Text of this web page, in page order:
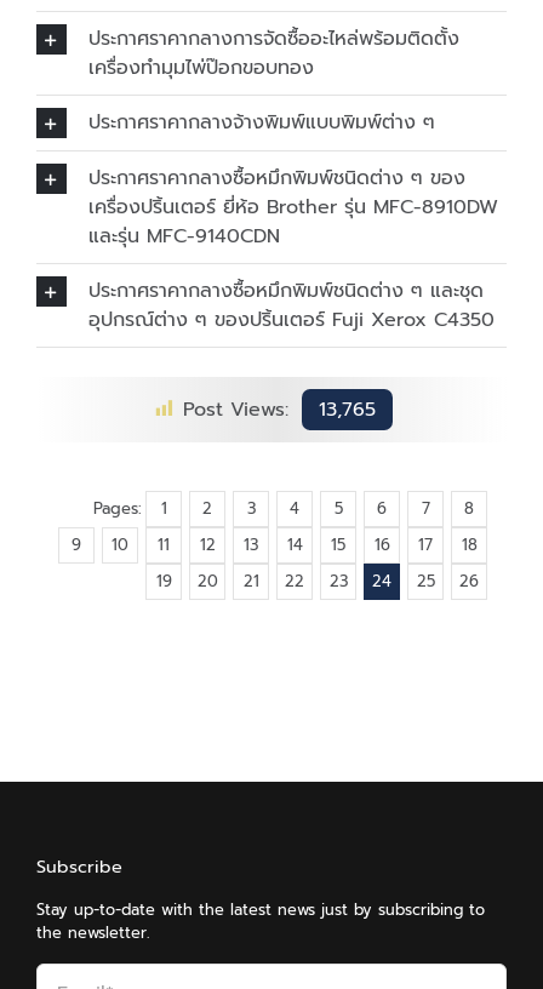
ประกาศราคากลางการจัดซื้ออะไหล่พร้อมติดตั้ง
เครื่องทำมุมไพ่ป๊อกขอบทอง
ประกาศราคากลางจ้างพิมพ์แบบพิมพ์ต่าง ๆ
ประกาศราคากลางซื้อหมึกพิมพ์ชนิดต่าง ๆ ของ
เครื่องปริ้นเตอร์ ยี่ห้อ Brother รุ่น MFC-8910DW
และรุ่น MFC-9140CDN
ประกาศราคากลางซื้อหมึกพิมพ์ชนิดต่าง ๆ และชุด
อุปกรณ์ต่าง ๆ ของปริ้นเตอร์ Fuji Xerox C4350
Post Views: 13,765
Pages: 1 2 3 4 5 6 7
8
9
10 11 12 13 14 15 16 17
18
19
20 21 22 23 24 25 26
Subscribe
Stay up-to-date with the latest news just by subscribing to
the newsletter.